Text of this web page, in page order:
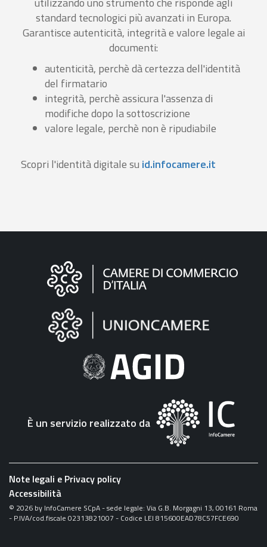
standard tecnologici più avanzati in Europa.
Garantisce autenticità, integrità e valore legale ai
documenti:
autenticità, perchè dà certezza dell'identità
del firmatario
integrità, perchè assicura l'assenza di
modifiche dopo la sottoscrizione
valore legale, perchè non è ripudiabile
Scopri l'identità digitale su id.infocamere.it
Informazioni
"Fattura
Elettronica"
È un servizio realizzato da
Note legali e Privacy policy
Accessibilità
© 2026 by InfoCamere SCpA - sede legale: Via G.B. Morgagni 13, 00161 Roma
- P.IVA/cod.fiscale 02313821007 - Codice LEI 815600EAD78C57FCE690